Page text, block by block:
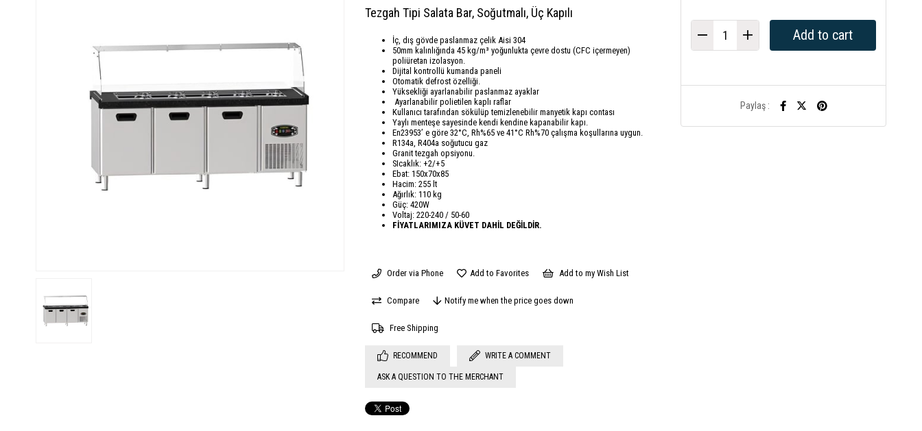
Tezgah Tipi Salata Bar, Soğutmalı, Üç Kapılı
İç, dış gövde paslanmaz çelik Aisi 304
50mm kalınlığında 45 kg/m³ yoğunlukta çevre dostu (CFC içermeyen)
poliüretan izolasyon.
Dijital kontrollü kumanda paneli
Otomatik defrost özelliği.
Yüksekliği ayarlanabilir paslanmaz ayaklar
Ayarlanabilir polietilen kaplı raflar
Kullanıcı tarafından sökülüp temizlenebilir manyetik kapı contası
Yaylı menteşe sayesinde kendi kendine kapanabilir kapı.
En23953’ e göre 32°C, Rh%65 ve 41°C Rh%70 çalışma koşullarına uygun.
R134a, R404a soğutucu gaz
Granit tezgah opsiyonu.
SIcaklık: +2/+5
Ebat: 150x70x85
Hacim: 255 lt
Ağırlık: 110 kg
Güç: 420W
Voltaj: 220-240 / 50-60
FİYATLARIMIZA KÜVET DAHİL DEĞİLDİR.
Order via Phone Add to Favorites Add to my Wish List
Compare Notify me when the price goes down
Free Shipping
RECOMMEND WRITE A COMMENT
ASK A QUESTION TO THE MERCHANT
Paylaş :